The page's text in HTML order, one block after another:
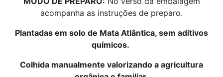
acompanha as instruções de preparo.
Plantadas em solo de Mata Atlântica, sem aditivos
químicos.
Colhida manualmente valorizando a agricultura